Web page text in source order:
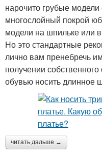
нарочито грубые
многослойный покрой
модели на шпильке или
Но это стандартные
лично вам пренебречь
получении
обувью носить длинное
читать дальше →